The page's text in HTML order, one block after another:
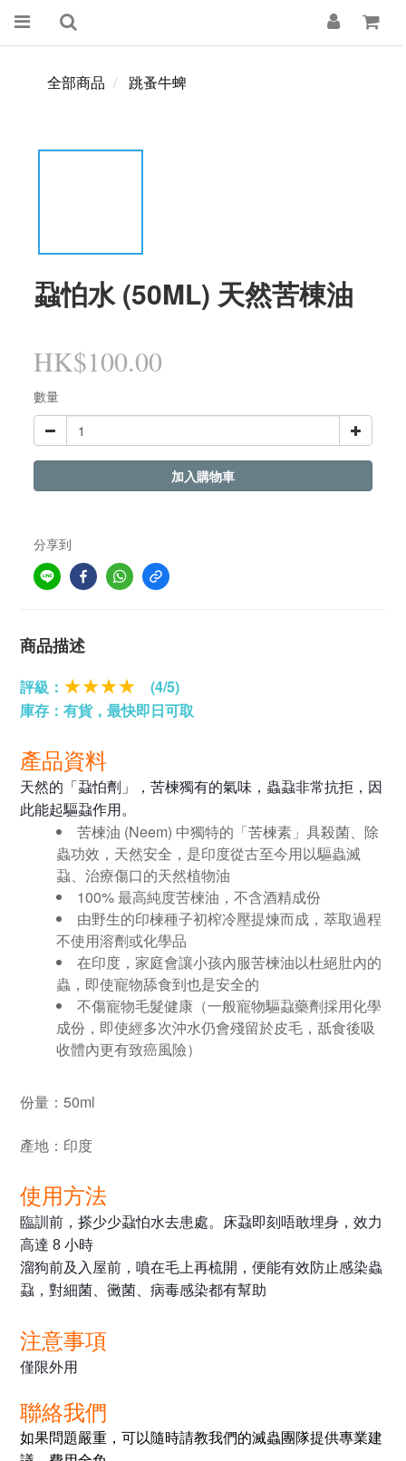
全部商品 跳蚤牛蜱
蝨怕水 (50ML) 天然苦棟油
HK$100.00
數量
加入購物車
分享到
商品描述
評級： ★★★★
(4/5)
庫存：有貨，最快即日可取
產品資料
天然的「蝨怕劑」，苦楝獨有的氣味，蟲蝨非常抗拒，因
此能起驅蝨作用。
苦楝油 (Neem) 中獨特的「苦楝素」具殺菌、除
蟲功效，天然安全，是印度從古至今用以驅蟲滅
蝨、治療傷口的天然植物油
100% 最高純度苦楝油，不含酒精成份
由野生的印楝種子初榨冷壓提煉而成，萃取過程
不使用溶劑或化學品
在印度，家庭會讓小孩內服苦楝油以杜絕肚內的
蟲，即使寵物舔食到也是安全的
不傷寵物毛髮健康（一般寵物驅蝨藥劑採用化學
成份，即使經多次沖水仍會殘留於皮毛，舐食後吸
收體內更有致癌風險）
份量： 50ml
產地： 印度
使用方法
臨訓前，搽少少蝨怕水去患處。床蝨即刻唔敢埋身，效力
高達 8 小時
溜狗前及入屋前，噴在毛上再梳開，便能有效防止感染蟲
蝨，對細菌、黴菌、病毒感染都有幫助
注意事項
僅限外用
聯絡我們
如果問題嚴重，可以隨時請教我們的滅蟲團隊提供專業建